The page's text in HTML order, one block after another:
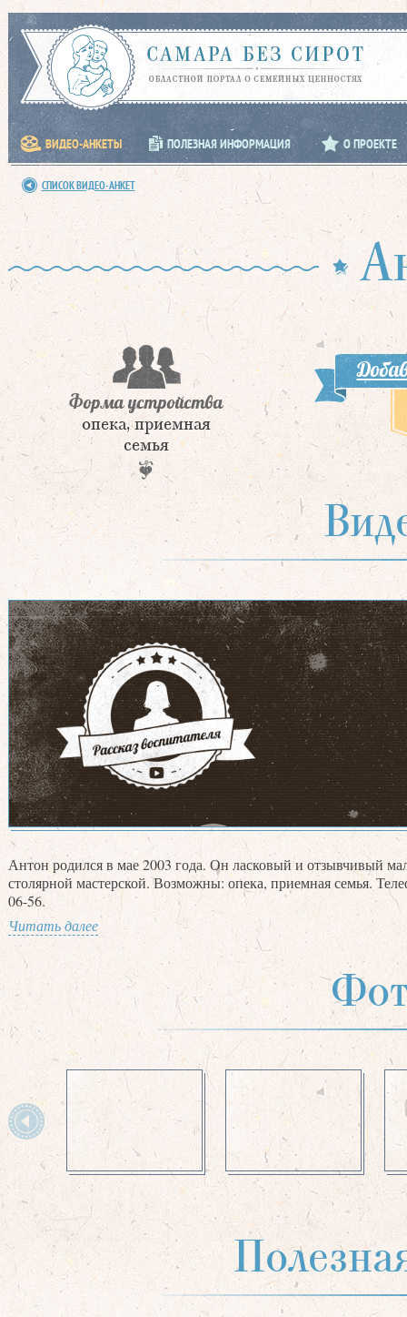
ВИДЕО-АНКЕТЫ ПОЛЕЗНАЯ ИНФОРМАЦИЯ О ПРОЕКТЕ
СПИСОК ВИДЕО-АНКЕТ
Форма устройства
опека, приемная
семья
Антон родился в мае 2003 года. Он ласковый и отзывчивый
столярной мастерской. Возможны: опека, приемная семья.
06-56.
Читать далее